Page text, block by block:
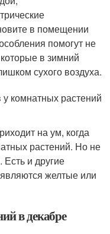
в помещении
помогут не
в зимний
сухого воздуха.
у комнатных растений
на ум, когда
растений. Но не
Есть и другие
желтые или
в декабре